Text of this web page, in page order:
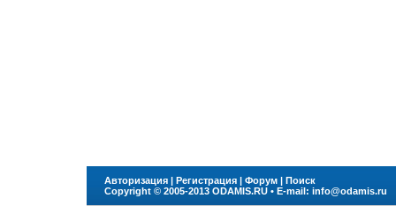
Авторизация | Регистрация | Форум | Поиск
Copyright © 2005-2013 ODAMIS.RU • E-mail: info@odamis.ru